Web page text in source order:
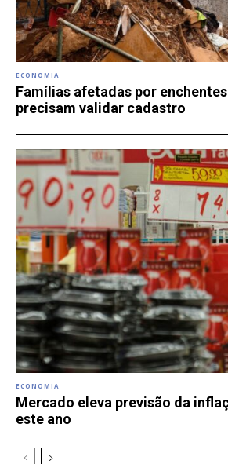
ECONOMIA
Famílias afetadas por
precisam validar cadastro
ECONOMIA
Mercado eleva previsão da
este ano